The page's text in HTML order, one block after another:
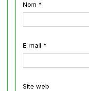
Nom *
E-mail *
Site web